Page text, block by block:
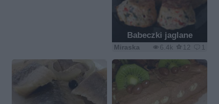
Babeczki jaglane
6.4k 12 1
Miraska